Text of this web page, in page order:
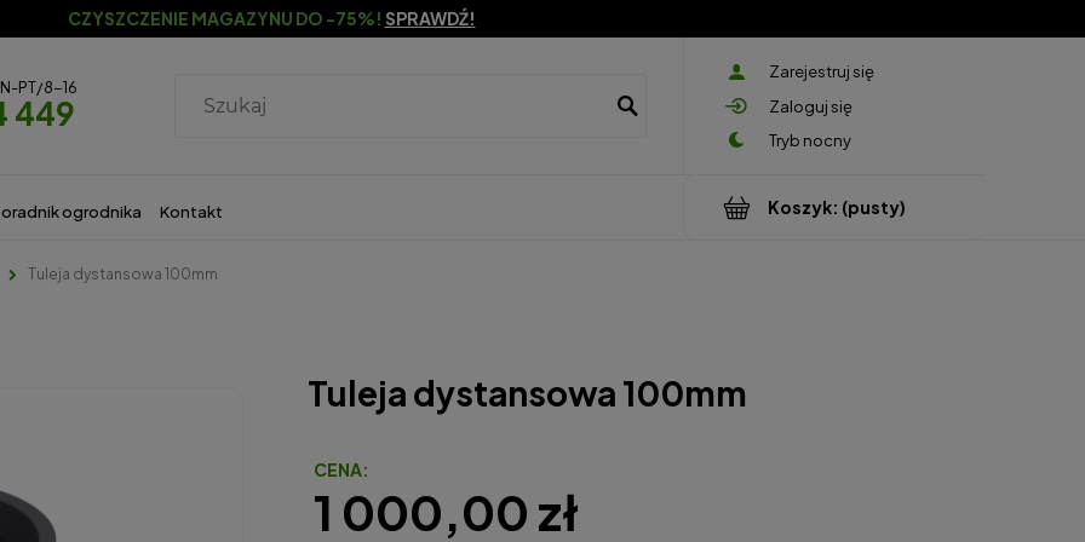
CZYSZCZENIE MAGAZYNU DO -75%! SPRAWDŹ!
Zarejestruj się
Zaloguj się
PT/8-16
449
Koszyk: (pusty)
ogrodnika Kontakt
Tuleja dystansowa 100mm
Tuleja dystansowa 100mm
CENA:
1 000,00 zł